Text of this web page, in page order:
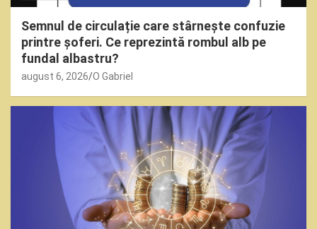
Semnul de circulație care stârnește confuzie
printre șoferi. Ce reprezintă rombul alb pe
fundal albastru?
august 6, 2026 O Gabriel